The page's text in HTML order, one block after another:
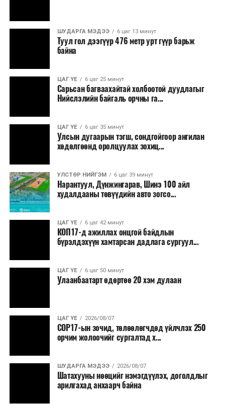
тохиролцсон байна.
Тэрбээр шатахууны нөөц, түгээлтийн мэдээллийг
иргэдэд ил тод хүргэж, 33 жилийн дараа анх удаа
хэрэгжиж буй шатахуун нөөцлөх 22 сав, агуулахын
барилгын ажлын явцыг Засгийн газар болон олон
нийтэд тогтмол мэдээлэхийг үүрэг болгожээ.
сэргийлэх талаар авах зарим арга хэмжээний тухай”
Засгийн газрын тогтоолоор бүх төрлийн шатахууны
импортын гаалийн албан татварыг 2027 оны
Мөн газрын тосны бүтээгдэхүүн, шатахууныг хилээр
шуурхай нэвтрүүлэх, тээвэрлэх, буулгах, гадаад
вагонцистерний ашиглалтын төлбөр, хураамжийг
хөнгөвчлөх, шаардлага хангасан зөвшөөрлийн
хүсэлтийг түргэн шийдвэрлэх, шатахууны
нийлүүлэлтийн тогтвортой байдлыг хангахыг
ШУДАРГА МЭДЭЭ 6 цаг 13 минут
Туул гол дээгүүр 476 метр урт гүүр барьж
байна
ЦАГ ҮЕ 6 цаг 25 минут
Сарьсан багваахайтай холбоотой дуудлагыг
Нийслэлийн байгаль орчны га...
ЦАГ ҮЕ 6 цаг 35 минут
Улсын дугаарын тэгш, сондгойгоор ангилан
хөдөлгөөнд оролцуулах зохиц...
УЛСТӨР НИЙГЭМ 6 цаг 39 минут
Нарантуул, Дүнжингарав, Шинэ 100 айл
худалдааны төвүүдийн авто зогсо...
ЦАГ ҮЕ 6 цаг 42 минут
КОП17-д ажиллах онцгой байдлын
бүрэлдэхүүн хамтарсан дадлага сургуул...
ЦАГ ҮЕ 6 цаг 50 минут
Улаанбаатарт өдөртөө 20 хэм дулаан
ЦАГ ҮЕ 2026/08/07
COP17-ын зочид, төлөөлөгчдөд үйлчлэх 250
орчим жолоочийг сургалтад х...
ШУДАРГА МЭДЭЭ 2026/08/07
Шатахууны нөөцийг нэмэгдүүлэх, доголдлыг
арилгахад анхаарч байна